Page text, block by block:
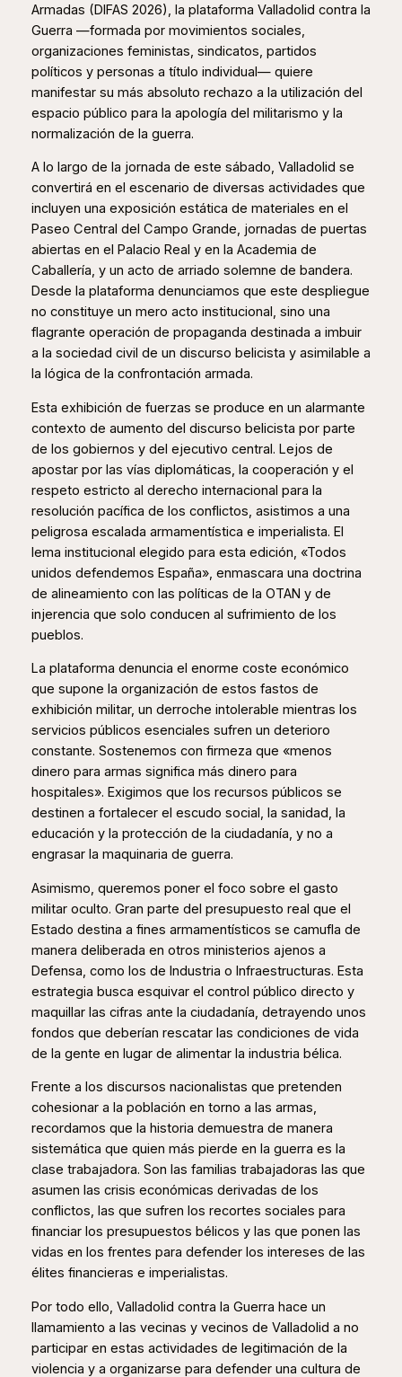
Armadas (DIFAS 2026), la plataforma Valladolid contra la
Guerra —formada por movimientos sociales,
organizaciones feministas, sindicatos, partidos
políticos y personas a título individual— quiere
manifestar su más absoluto rechazo a la utilización del
espacio público para la apología del militarismo y la
normalización de la guerra.
A lo largo de la jornada de este sábado, Valladolid se
convertirá en el escenario de diversas actividades que
incluyen una exposición estática de materiales en el
Paseo Central del Campo Grande, jornadas de puertas
abiertas en el Palacio Real y en la Academia de
Caballería, y un acto de arriado solemne de bandera.
Desde la plataforma denunciamos que este despliegue
no constituye un mero acto institucional, sino una
flagrante operación de propaganda destinada a imbuir
a la sociedad civil de un discurso belicista y asimilable a
la lógica de la confrontación armada.
Esta exhibición de fuerzas se produce en un alarmante
contexto de aumento del discurso belicista por parte
de los gobiernos y del ejecutivo central. Lejos de
apostar por las vías diplomáticas, la cooperación y el
respeto estricto al derecho internacional para la
resolución pacífica de los conflictos, asistimos a una
peligrosa escalada armamentística e imperialista. El
lema institucional elegido para esta edición, «Todos
unidos defendemos España», enmascara una doctrina
de alineamiento con las políticas de la OTAN y de
injerencia que solo conducen al sufrimiento de los
pueblos.
La plataforma denuncia el enorme coste económico
que supone la organización de estos fastos de
exhibición militar, un derroche intolerable mientras los
servicios públicos esenciales sufren un deterioro
constante. Sostenemos con firmeza que «menos
dinero para armas significa más dinero para
hospitales». Exigimos que los recursos públicos se
destinen a fortalecer el escudo social, la sanidad, la
educación y la protección de la ciudadanía, y no a
engrasar la maquinaria de guerra.
Asimismo, queremos poner el foco sobre el gasto
militar oculto. Gran parte del presupuesto real que el
Estado destina a fines armamentísticos se camufla de
manera deliberada en otros ministerios ajenos a
Defensa, como los de Industria o Infraestructuras. Esta
estrategia busca esquivar el control público directo y
maquillar las cifras ante la ciudadanía, detrayendo unos
fondos que deberían rescatar las condiciones de vida
de la gente en lugar de alimentar la industria bélica.
Frente a los discursos nacionalistas que pretenden
cohesionar a la población en torno a las armas,
recordamos que la historia demuestra de manera
sistemática que quien más pierde en la guerra es la
clase trabajadora. Son las familias trabajadoras las que
asumen las crisis económicas derivadas de los
conflictos, las que sufren los recortes sociales para
financiar los presupuestos bélicos y las que ponen las
vidas en los frentes para defender los intereses de las
élites financieras e imperialistas.
Por todo ello, Valladolid contra la Guerra hace un
llamamiento a las vecinas y vecinos de Valladolid a no
participar en estas actividades de legitimación de la
violencia y a organizarse para defender una cultura de